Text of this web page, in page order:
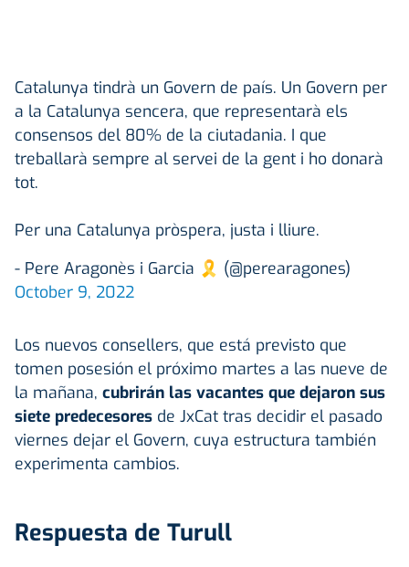
Catalunya tindrà un Govern de país. Un Govern per
a la Catalunya sencera, que representarà els
consensos del 80% de la ciutadania. I que
treballarà sempre al servei de la gent i ho donarà
tot.
Per una Catalunya pròspera, justa i lliure.
- Pere Aragonès i Garcia 🎗 (@perearagones)
October 9, 2022
Los nuevos consellers, que está previsto que
tomen posesión el próximo martes a las nueve de
la mañana, cubrirán las vacantes que dejaron sus
siete predecesores de JxCat tras decidir el pasado
viernes dejar el Govern, cuya estructura también
experimenta cambios.
Respuesta de Turull